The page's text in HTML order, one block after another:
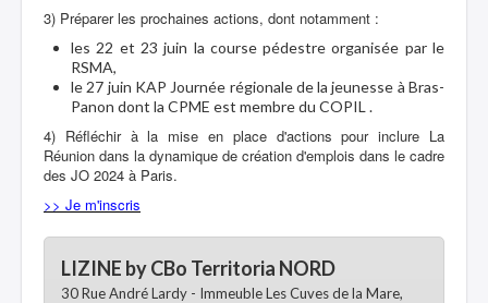
3) Préparer les prochaines actions, dont notamment :
les 22 et 23 juin la course pédestre organisée par le
RSMA,
le 27 juin KAP Journée régionale de la jeunesse à Bras-
Panon dont la CPME est membre du COPIL .
4) Réfléchir à la mise en place d'actions pour inclure La
Réunion dans la dynamique de création d'emplois dans le cadre
des JO 2024 à Paris.
>> Je m'inscris
LIZINE by CBo Territoria NORD
30 Rue André Lardy - Immeuble Les Cuves de la Mare,